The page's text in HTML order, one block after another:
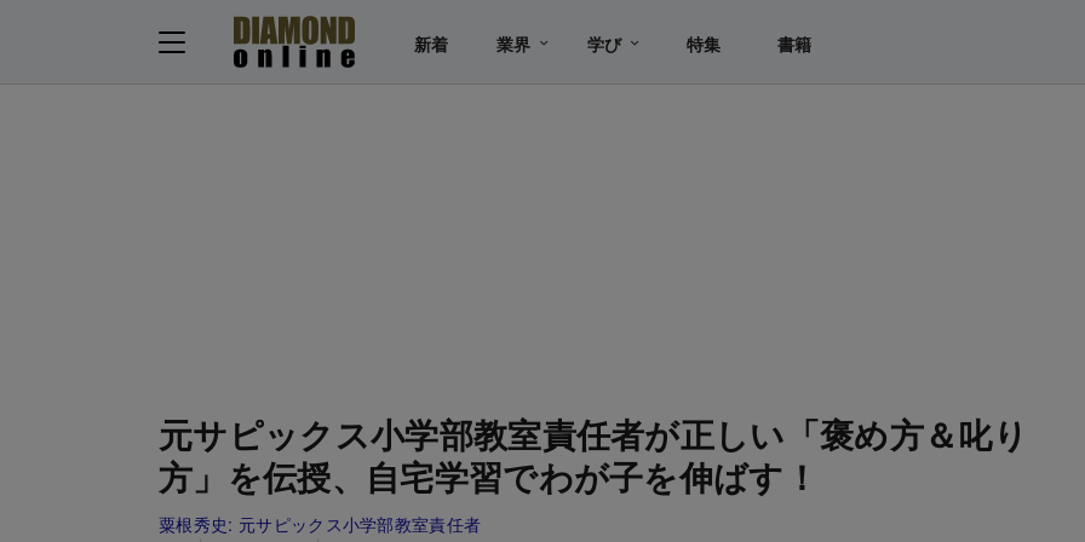
新着 業界 学び 特集 書籍
元サピックス小学部教室責任者が正しい「褒め方＆叱り
方」を伝授、自宅学習でわが子を伸ばす！
粟根秀史: 元サピックス小学部教室責任者